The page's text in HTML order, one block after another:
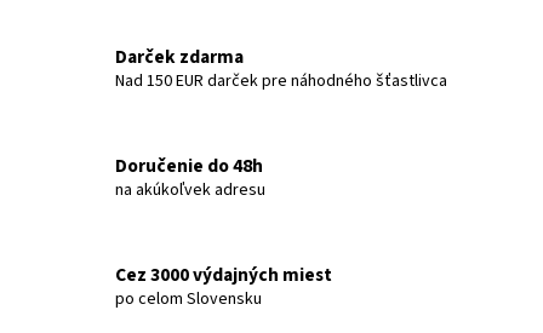
Darček zdarma
Nad 150 EUR darček pre náhodného šťastlivca
Doručenie do 48h
na akúkoľvek adresu
Cez 3000 výdajných miest
po celom Slovensku